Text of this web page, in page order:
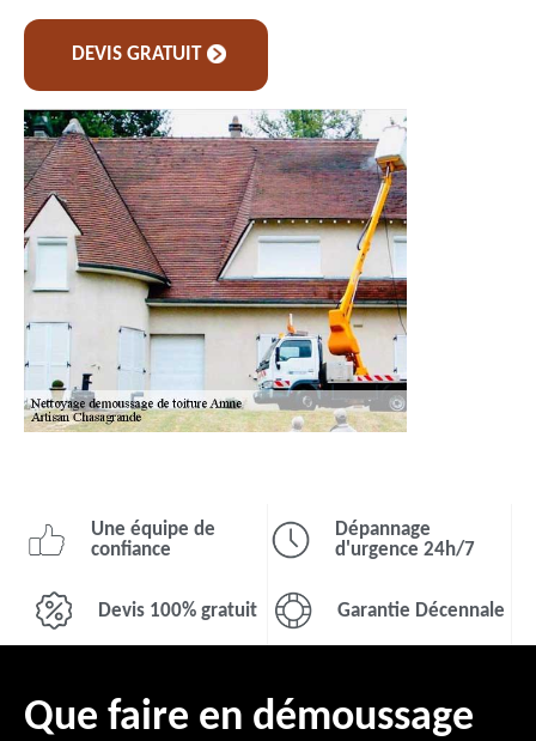
DEVIS GRATUIT
Une équipe de
confiance
Dépannage
d'urgence 24h/7
Devis 100% gratuit Garantie Décennale
Que faire en démoussage